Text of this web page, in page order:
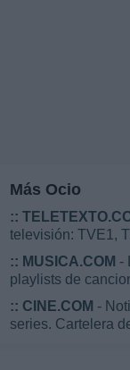
Más Ocio
::
televisión: TVE1,
:: MUSICA.COM -
playlists de
:: CINE.COM -
series. Cartelera